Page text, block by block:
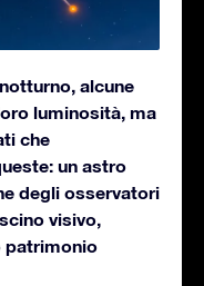
alcune
luminosità, ma
che
un astro
degli osservatori
visivo,
patrimonio